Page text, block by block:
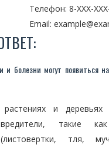
Телефон: 8-XXX-
Email:
и болезни могут появиться
и деревьях
такие как
тля,